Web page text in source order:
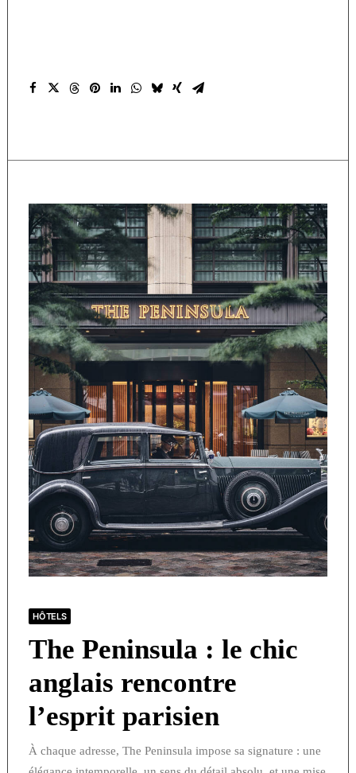
HÔTELS
The Peninsula : le chic
anglais rencontre
l’esprit parisien
À chaque adresse, The Peninsula impose sa signature : une